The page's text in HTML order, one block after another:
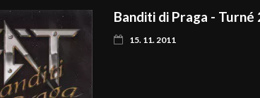
Banditi di Praga - Turné
15. 11. 2011